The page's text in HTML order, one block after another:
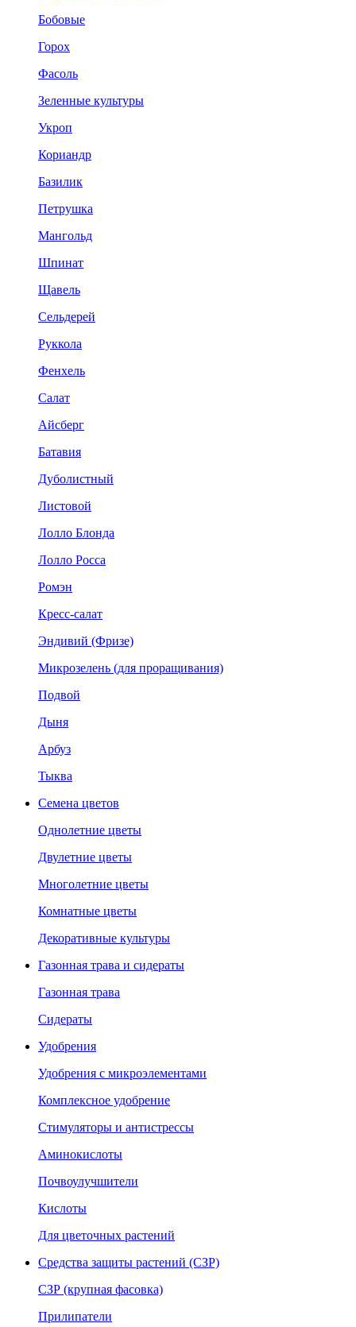
Бобовые
Горох
Фасоль
Зеленные культуры
Укроп
Кориандр
Базилик
Петрушка
Мангольд
Шпинат
Щавель
Сельдерей
Руккола
Фенхель
Салат
Айсберг
Батавия
Дуболистный
Листовой
Лолло Блонда
Лолло Росса
Ромэн
Кресс-салат
Эндивий (Фризе)
Микрозелень (для проращивания)
Подвой
Дыня
Арбуз
Тыква
Семена цветов
Однолетние цветы
Двулетние цветы
Многолетние цветы
Комнатные цветы
Декоративные культуры
Газонная трава и сидераты
Газонная трава
Сидераты
Удобрения
Удобрения с микроэлементами
Комплексное удобрение
Стимуляторы и антистрессы
Аминокислоты
Почвоулучшители
Кислоты
Для цветочных растений
Средства защиты растений (СЗР)
СЗР (крупная фасовка)
Прилипатели